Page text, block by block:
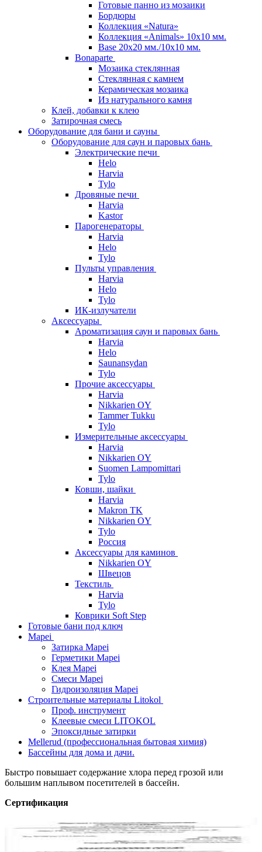
Готовые панно из мозаики
Бордюры
Коллекция «Natura»
Коллекция «Animals» 10х10 мм.
Base 20x20 мм./10х10 мм.
Bonaparte
Мозаика стеклянная
Стеклянная с камнем
Керамическая мозаика
Из натурального камня
Клей, добавки к клею
Затирочная смесь
Оборудование для бани и сауны
Оборудование для саун и паровых бань
Электрические печи
Helo
Harvia
Tylo
Дровяные печи
Harvia
Kastor
Парогенераторы
Harvia
Helo
Tylo
Пульты управления
Harvia
Helo
Tylo
ИК-излучатели
Аксессуары
Ароматизация саун и паровых бань
Harvia
Helo
Saunansydan
Tylo
Прочие аксессуары
Harvia
Nikkarien OY
Tammer Tukku
Tylo
Измерительные аксессуары
Harvia
Nikkarien OY
Suomen Lampomittari
Tylo
Ковши, шайки
Harvia
Makron TK
Nikkarien OY
Tylo
Россия
Аксессуары для каминов
Nikkarien OY
Швецов
Текстиль
Harvia
Tylo
Коврики Soft Step
Готовые бани под ключ
Mapei
Затирка Mapei
Герметики Mapei
Клея Mapei
Смеси Mapei
Гидроизоляция Mapei
Строительные материалы Litokol
Проф. инструмент
Клеевые смеси LITOKOL
Эпоксидные затирки
Mellerud (профессиональная бытовая химия)
Бассейны для дома и дачи.
Быстро повышает содержание хлора перед грозой или
большим наплывом посетителей в бассейн.
Сертификация